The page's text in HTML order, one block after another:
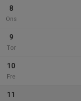
8
Ons
9
Tor
10
Fre
11